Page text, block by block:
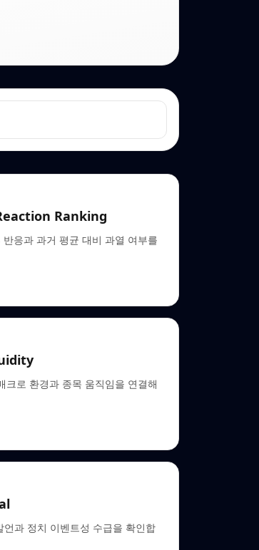
Ranking
반응과 과거 평균 대비 과열 여부를
크로 환경과 종목 움직임을 연결해
과 정치 이벤트성 수급을 확인합